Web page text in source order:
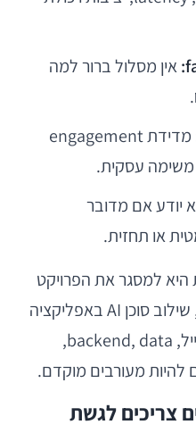
אין מסלול ברור למה
מדידת engagement
עסקית.
אם מדובר
או תחזית.
היא למסגר את הפרויקט
כפרויקט R&D בלבד. בפועל, שילוב סוכן AI באפליקציה
הוא יוזמה רוחבית: מוצר, מובייל, backend, data,
צריכים לגשת